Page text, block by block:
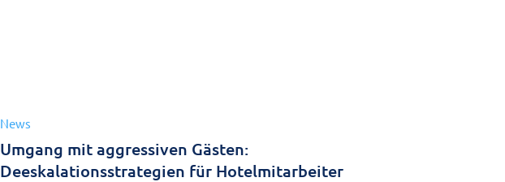
News
Umgang mit aggressiven Gästen:
Deeskalationsstrategien für Hotelmitarbeiter